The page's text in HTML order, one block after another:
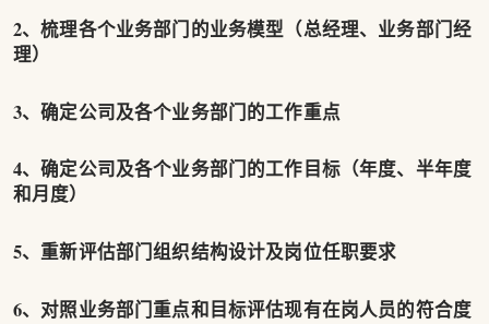
2、梳理各个业务部门的业务模型（总经理、业务部门经
理）
3、确定公司及各个业务部门的工作重点
4、确定公司及各个业务部门的工作目标（年度、半年度
和月度）
5、重新评估部门组织结构设计及岗位任职要求
6、对照业务部门重点和目标评估现有在岗人员的符合度